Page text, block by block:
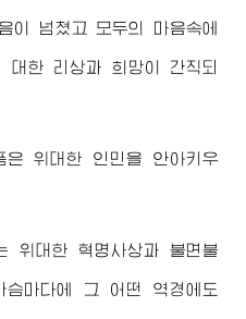
이 넘쳤고 모두의 마음속에
한 리상과 희망이 간직되
은위대한 인민을 안아키우
위대한 혁명사상과 불면불
마다에 그 어떤 역경에도